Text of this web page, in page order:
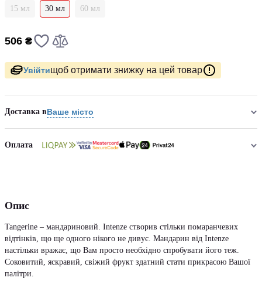
15 мл 30 мл 60 мл
506 ₴
Увійтищоб отримати знижку на цей товар
Доставка вВаше місто
Оплата
Опис
Tangerine – мандариновий. Intenze створив стільки помаранчевих
відтінків, що ще одного нікого не дивує. Мандарин від Intenze
настільки вражає, що Вам просто необхідно спробувати його теж.
Соковитий, яскравий, свіжий фрукт здатний стати прикрасою Вашої
палітри.